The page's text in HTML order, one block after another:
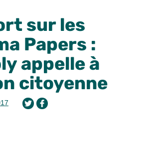
sur les
Papers :
appelle à
citoyenne